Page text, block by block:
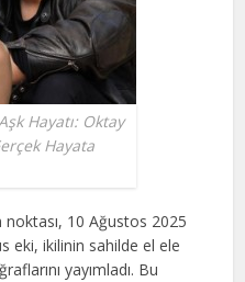
Hayatı: Oktay
Hayata
noktası, 10 Ağustos 2025
eki, ikilinin sahilde el ele
yayımladı. Bu